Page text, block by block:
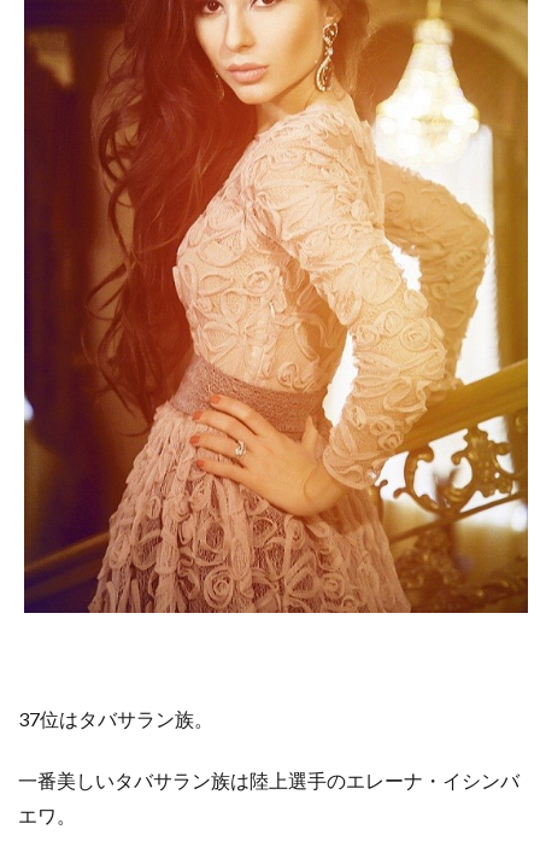
37位はタバサラン族。
一番美しいタバサラン族は陸上選手のエレーナ・イシンバ
エワ。